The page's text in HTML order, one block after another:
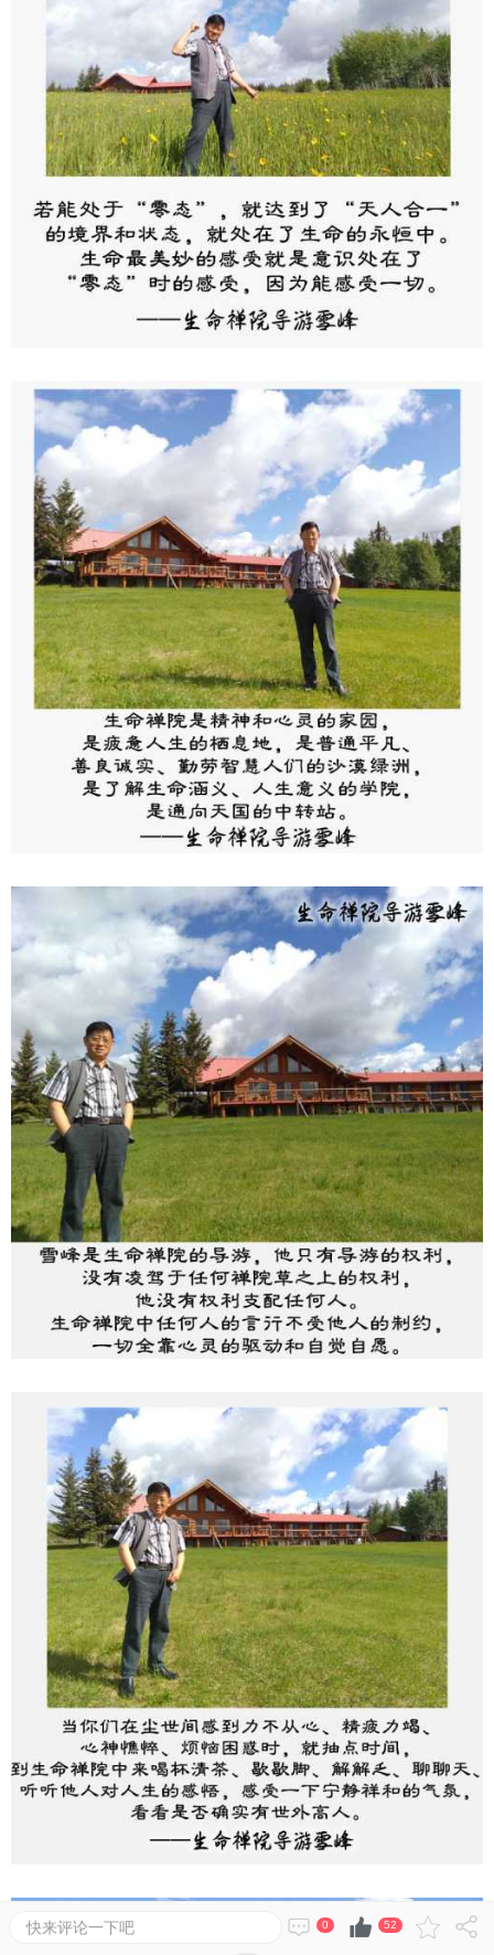
52
0
快来评论一下吧